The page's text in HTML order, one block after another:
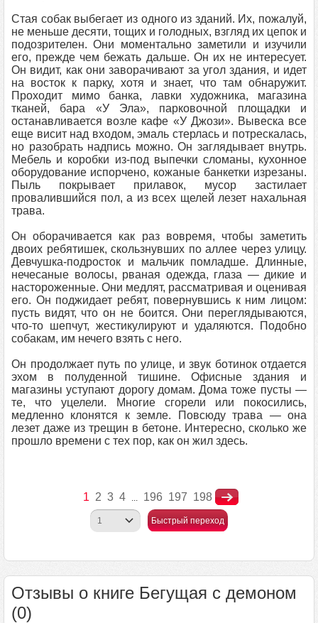
Стая собак выбегает из одного из зданий. Их, пожалуй,
не меньше десяти, тощих и голодных, взгляд их цепок и
подозрителен. Они моментально заметили и изучили
его, прежде чем бежать дальше. Он их не интересует.
Он видит, как они заворачивают за угол здания, и идет
на восток к парку, хотя и знает, что там обнаружит.
Проходит мимо банка, лавки художника, магазина
тканей, бара «У Эла», парковочной площадки и
останавливается возле кафе «У Джози». Вывеска все
еще висит над входом, эмаль стерлась и потрескалась,
но разобрать надпись можно. Он заглядывает внутрь.
Мебель и коробки из-под выпечки сломаны, кухонное
оборудование испорчено, кожаные банкетки изрезаны.
Пыль покрывает прилавок, мусор застилает
провалившийся пол, а из всех щелей лезет нахальная
трава.
Он оборачивается как раз вовремя, чтобы заметить
двоих ребятишек, скользнувших по аллее через улицу.
Девчушка-подросток и мальчик помладше. Длинные,
нечесаные волосы, рваная одежда, глаза — дикие и
настороженные. Они медлят, рассматривая и оценивая
его. Он поджидает ребят, повернувшись к ним лицом:
пусть видят, что он не боится. Они переглядываются,
что-то шепчут, жестикулируют и удаляются. Подобно
собакам, им нечего взять с него.
Он продолжает путь по улице, и звук ботинок отдается
эхом в полуденной тишине. Офисные здания и
магазины уступают дорогу домам. Дома тоже пусты —
те, что уцелели. Многие сгорели или покосились,
медленно клонятся к земле. Повсюду трава — она
лезет даже из трещин в бетоне. Интересно, сколько же
прошло времени с тех пор, как он жил здесь.
1 2 3 4 ... 196 197 198
Быстрый переход
Отзывы о книге Бегущая с демоном
(0)